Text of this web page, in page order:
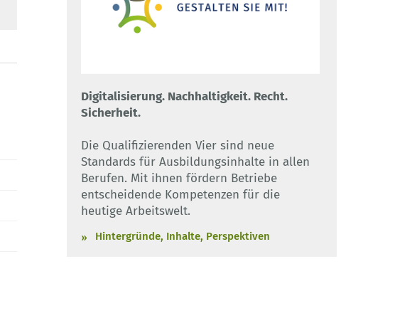
Digitalisierung. Nachhaltigkeit. Recht.
Sicherheit.
Die Qualifizierenden Vier sind neue
Standards für Ausbildungsinhalte in allen
Berufen. Mit ihnen fördern Betriebe
entscheidende Kompetenzen für die
heutige Arbeitswelt.
Hintergründe, Inhalte, Perspektiven